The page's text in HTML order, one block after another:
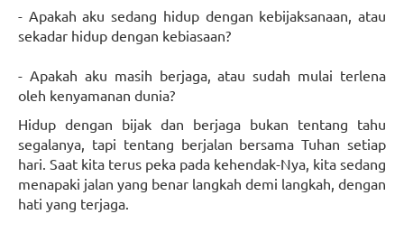
- Apakah aku sedang hidup dengan kebijaksanaan, atau
sekadar hidup dengan kebiasaan?
- Apakah aku masih berjaga, atau sudah mulai terlena
oleh kenyamanan dunia?
Hidup dengan bijak dan berjaga bukan tentang tahu
segalanya, tapi tentang berjalan bersama Tuhan setiap
hari. Saat kita terus peka pada kehendak-Nya, kita sedang
menapaki jalan yang benar langkah demi langkah, dengan
hati yang terjaga.